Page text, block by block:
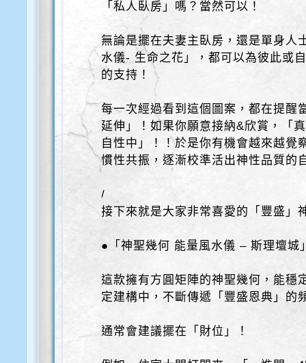
「私人臥房」嗎？當然可以！
無論是擺在夫妻主臥房，還是單身人
水儀- 生命之花」，都可以為彼此或
的支持！
每一次經過看到這個圖案，都在提醒
延伸」！如果你願意接納&欣賞，「
自性中」！！於是你有機會越來越覺
慣性共振，逐漸校準活出神性品質的
/
接下來就是大家非常喜愛的「豐盛」
●「神聖幾何 能量風水儀 – 斯理壇城
這款擁有方圓矩陣的神聖幾何，能穩
定建構中，不斷傳遞「豐盛恩典」的
通常會建議擺在「財位」！